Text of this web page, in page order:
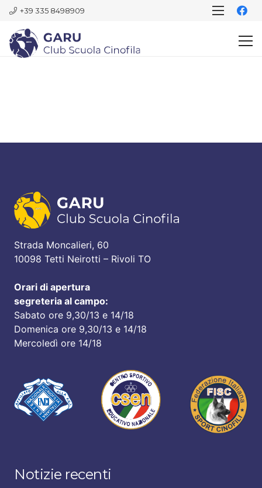
+39 335 8498909
Strada Moncalieri, 60
10098 Tetti Neirotti – Rivoli TO
Orari di apertura
segreteria al campo:
Sabato ore 9,30/13 e 14/18
Domenica ore 9,30/13 e 14/18
Mercoledì ore 14/18
Notizie recenti